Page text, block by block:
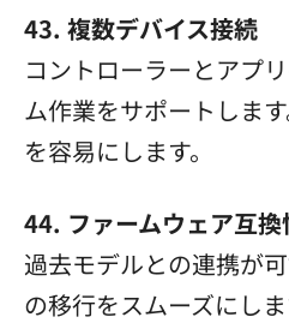
43. 複数デバイス接続
コントローラーとアプ
ム作業をサポートしま
を容易にします。
44. ファームウェア互換
過去モデルとの連携が
の移行をスムーズにしま